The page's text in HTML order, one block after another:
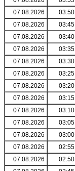
07.08.2026
03:50
07.08.2026
03:45
07.08.2026
03:40
07.08.2026
03:35
07.08.2026
03:30
07.08.2026
03:25
07.08.2026
03:20
07.08.2026
03:15
07.08.2026
03:10
07.08.2026
03:05
07.08.2026
03:00
07.08.2026
02:55
07.08.2026
02:50